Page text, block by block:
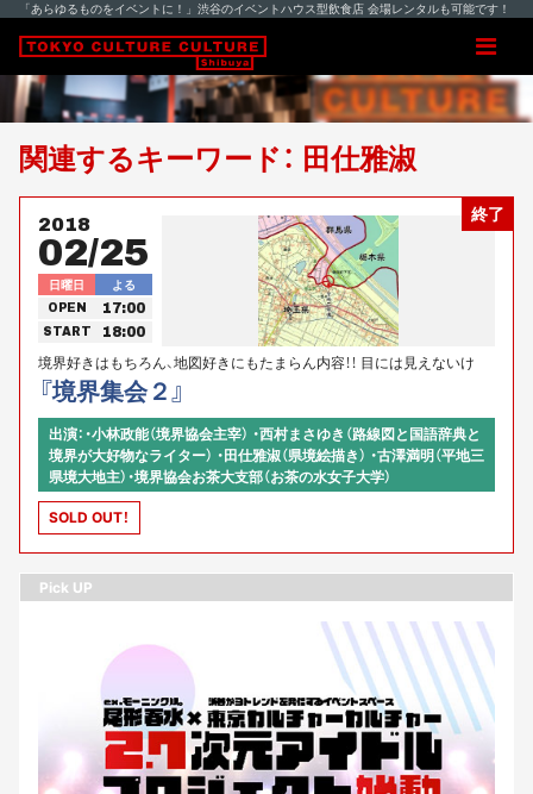
「あらゆるものをイベントに！」渋谷のイベントハウス型飲食店 会場レンタルも可能です！
関連するキーワード： 田仕雅淑
終了
2018
02/25
日曜日 よる
OPEN 17:00
START 18:00
境界好きはもちろん、地図好きにもたまらん内容！！ 目には見えないけ
ど、確かに存在する境界！！ そんな境界の裏に潜む歴史と物語を覗きにき
ませんか！！
『境界集会２』
出演：・小林政能（境界協会主宰） ・西村まさゆき（路線図と国語辞典と
境界が大好物なライター） ・田仕雅淑（県境絵描き） ・古澤満明（平地三
県境大地主）・境界協会お茶大支部（お茶の水女子大学）
SOLD OUT！
Pick UP